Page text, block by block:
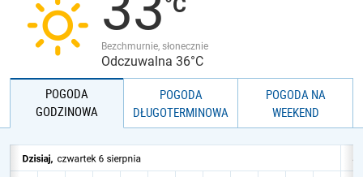
Bezchmurnie, słonecznie
Odczuwalna 36°C
POGODA
GODZINOWA
POGODA
DŁUGOTERMINOWA
POGODA NA
WEEKEND